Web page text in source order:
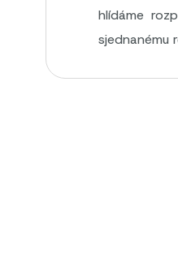
hlídáme
sjednanému